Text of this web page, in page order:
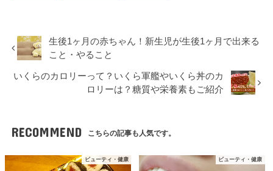
生後1ヶ月の赤ちゃん！新生児が生後1ヶ月で出来る
こと・やること
いくらのカロリーって？いくら軍艦やいくら丼のカ
ロリーは？糖質や栄養素もご紹介
RECOMMEND こちらの記事も人気です。
ビューティ・健康 ビューティ・健康